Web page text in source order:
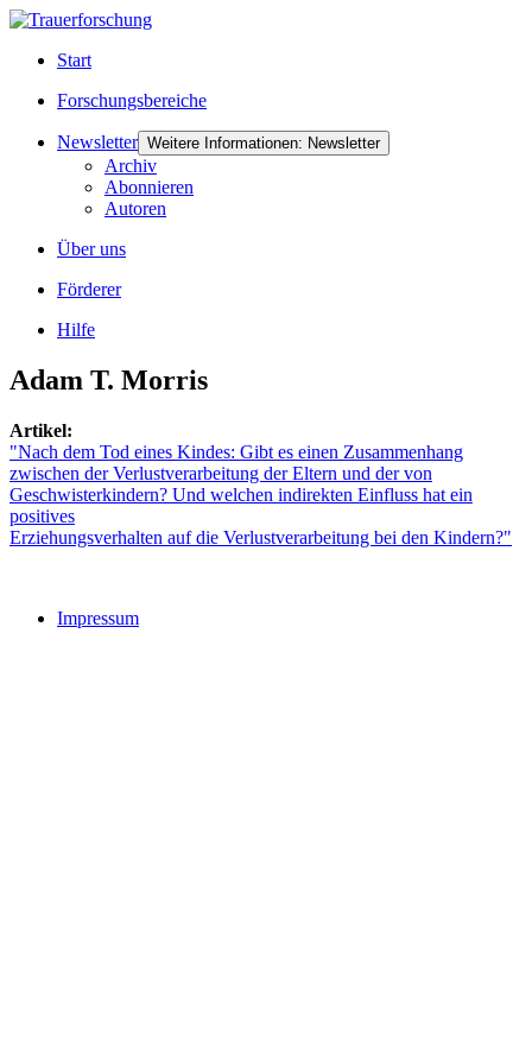
Start
Forschungsbereiche
Newsletter Weitere Informationen: Newsletter
Archiv
Abonnieren
Autoren
Über uns
Förderer
Hilfe
Adam T. Morris
Artikel:
"Nach dem Tod eines Kindes: Gibt es einen Zusammenhang
zwischen der Verlustverarbeitung der Eltern und der von
Geschwisterkindern? Und welchen indirekten Einfluss hat ein
positives
Erziehungsverhalten auf die Verlustverarbeitung bei den Kindern?"
Impressum